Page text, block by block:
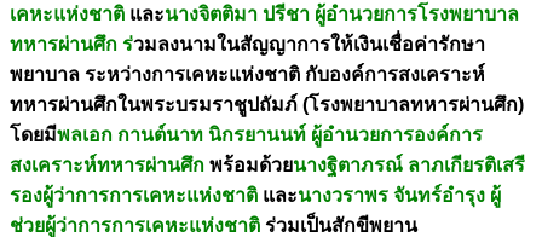
เคหะแห่งชาติ และนางจิตติมา ปรีชา ผู้อำนวยการโรงพยาบาล
ทหารผ่านศึก ร่วมลงนามในสัญญาการให้เงินเชื่อค่ารักษา
พยาบาล ระหว่างการเคหะแห่งชาติ กับองค์การสงเคราะห์
ทหารผ่านศึกในพระบรมราชูปถัมภ์ (โรงพยาบาลทหารผ่านศึก)
โดยมีพลเอก กานต์นาท นิกรยานนท์ ผู้อำนวยการองค์การ
สงเคราะห์ทหารผ่านศึก พร้อมด้วยนางฐิตาภรณ์ ลาภเกียรติเสรี
รองผู้ว่าการการเคหะแห่งชาติ และนางวราพร จันทร์อำรุง ผู้
ช่วยผู้ว่าการการเคหะแห่งชาติ ร่วมเป็นสักขีพยาน